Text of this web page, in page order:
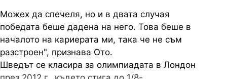
Можех да спечеля, но и в двата случая
победата беше дадена на него. Това беше в
началото на кариерата ми, така че не съм
разстроен", признава Ото.
Шведът се класира за олимпиадата в Лондон